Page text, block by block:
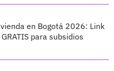
en Bogotá 2026: Link
para subsidios